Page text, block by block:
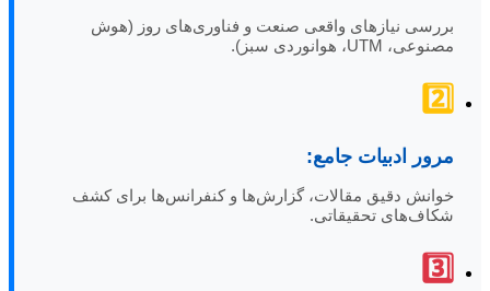
بررسی نیازهای واقعی صنعت و فناوری‌های روز (هوش
مصنوعی، UTM، هوانوردی سبز).
2️⃣
مرور ادبیات جامع:
خوانش دقیق مقالات، گزارش‌ها و کنفرانس‌ها برای کشف
شکاف‌های تحقیقاتی.
3️⃣